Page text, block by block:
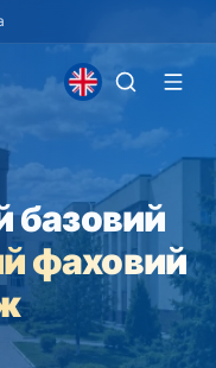
фаховий